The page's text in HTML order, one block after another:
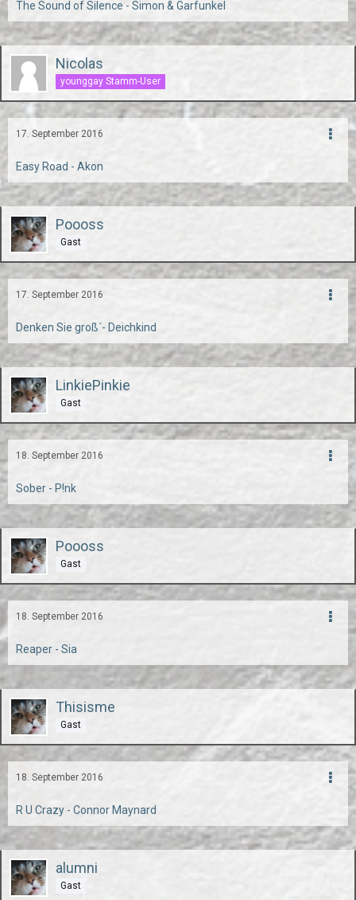
The Sound of Silence - Simon & Garfunkel
Nicolas
younggay Stamm-User
17. September 2016
Easy Road - Akon
Poooss
Gast
17. September 2016
Denken Sie groß´- Deichkind
LinkiePinkie
Gast
18. September 2016
Sober - P!nk
Poooss
Gast
18. September 2016
Reaper - Sia
Thisisme
Gast
18. September 2016
R U Crazy - Connor Maynard
alumni
Gast